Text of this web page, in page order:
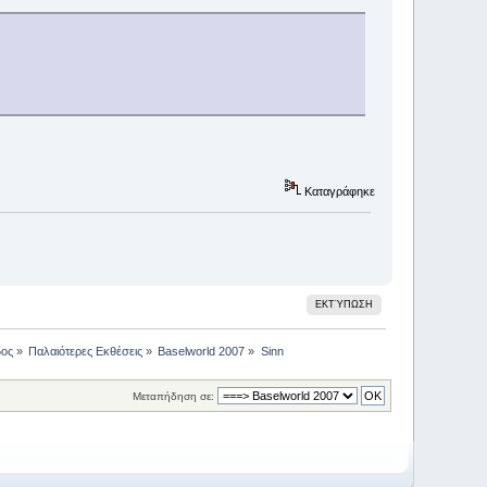
Καταγράφηκε
ΕΚΤΎΠΩΣΗ
» Παλαιότερες Εκθέσεις » Baselworld 2007 » Sinn
Μεταπήδηση σε: